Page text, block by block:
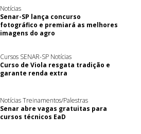
Notícias
Senar-SP lança concurso
fotográfico e premiará as melhores
imagens do agro
Cursos SENAR-SP Notícias
Curso de Viola resgata tradição e
garante renda extra
Notícias Treinamentos/Palestras
Senar abre vagas gratuitas para
cursos técnicos EaD